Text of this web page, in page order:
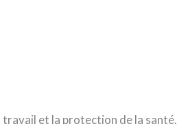
et la protection de la santé.